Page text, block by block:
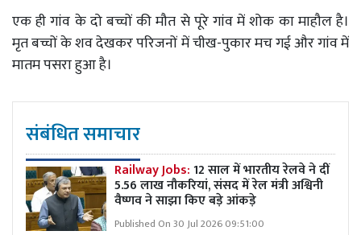
एक ही गांव के दो बच्चों की मौत से पूरे गांव में शोक का माहौल है।
मृत बच्चों के शव देखकर परिजनों में चीख-पुकार मच गई और गांव में
मातम पसरा हुआ है।
संबंधित समाचार
Railway Jobs:12 साल में भारतीय रेलवे ने दीं
5.56 लाख नौकरियां, संसद में रेल मंत्री अश्विनी
वैष्णव ने साझा किए बड़े आंकड़े
Published On 30 Jul 2026 09:51:00